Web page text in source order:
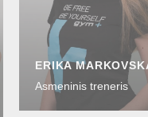
ERIKA
Asmeninis treneris